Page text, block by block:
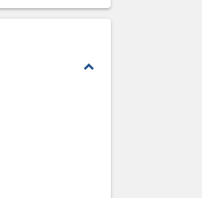
expand_less